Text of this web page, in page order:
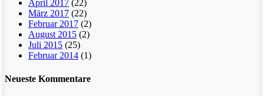
April 2017 (22)
März 2017 (22)
Februar 2017 (2)
August 2015 (2)
Juli 2015 (25)
Februar 2014 (1)
Neueste Kommentare